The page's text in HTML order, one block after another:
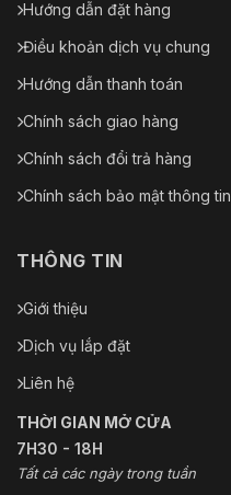
Hướng dẫn đặt hàng
Điều khoản dịch vụ chung
Hướng dẫn thanh toán
Chính sách giao hàng
Chính sách đổi trả hàng
Chính sách bảo mật thông tin
THÔNG TIN
Giới thiệu
Dịch vụ lắp đặt
Liên hệ
THỜI GIAN MỞ CỬA
7H30 - 18H
Tất cả các ngày trong tuần